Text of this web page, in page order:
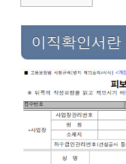
이직확인서란